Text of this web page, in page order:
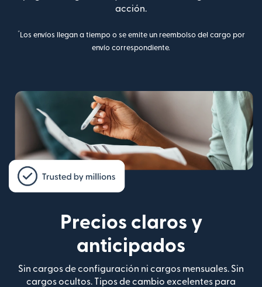
acción.
* Los envíos llegan a tiempo o se emite un reembolso del cargo por
envío correspondiente.
Precios claros y
anticipados
Sin cargos de configuración ni cargos mensuales. Sin
cargos ocultos. Tipos de cambio excelentes para